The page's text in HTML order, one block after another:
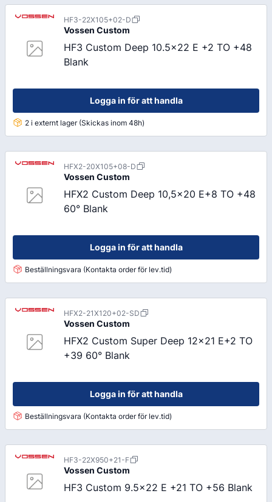
HF3-22X105+02-D
Vossen Custom
HF3 Custom Deep 10.5x22 E +2 TO +48
Blank
Logga in för att handla
2 i externt lager (Skickas inom 48h)
HFX2-20X105+08-D
Vossen Custom
HFX2 Custom Deep 10,5x20 E+8 TO +48
60° Blank
Logga in för att handla
Beställningsvara (Kontakta order för lev.tid)
HFX2-21X120+02-SD
Vossen Custom
HFX2 Custom Super Deep 12x21 E+2 TO
+39 60° Blank
Logga in för att handla
Beställningsvara (Kontakta order för lev.tid)
HF3-22X950+21-F
Vossen Custom
HF3 Custom 9.5x22 E +21 TO +56 Blank